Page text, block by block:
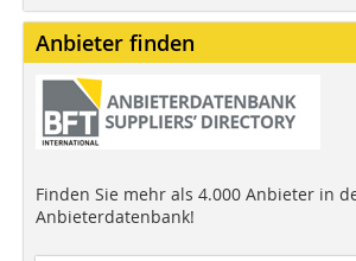
Anbieter finden
Finden Sie mehr als 4.000 Anbieter in
Anbieterdatenbank!